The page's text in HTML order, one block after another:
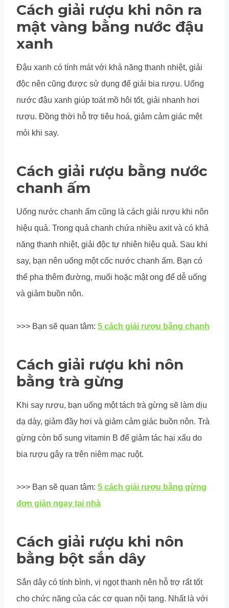
Cách giải rượu khi nôn ra
mật vàng bằng nước đậu
xanh
Đậu xanh có tính mát với khả năng thanh nhiệt, giải
độc nên cũng được sử dụng để giải bia rượu. Uống
nước đậu xanh giúp toát mồ hôi tốt, giải nhanh hơi
rượu. Đồng thời hỗ trợ tiêu hoá, giảm cảm giác mệt
mỏi khi say.
Cách giải rượu bằng nước
chanh ấm
Uống nước chanh ấm cũng là cách giải rượu khi nôn
hiệu quả. Trong quả chanh chứa nhiều axit và có khả
năng thanh nhiệt, giải độc tự nhiên hiệu quả. Sau khi
say, bạn nên uống một cốc nước chanh ấm. Bạn có
thể pha thêm đường, muối hoặc mật ong để dễ uống
và giảm buồn nôn.
>>> Bạn sẽ quan tâm: 5 cách giải rượu bằng chanh
Cách giải rượu khi nôn
bằng trà gừng
Khi say rượu, bạn uống một tách trà gừng sẽ làm dịu
dạ dày, giảm đầy hơi và giảm cảm giác buồn nôn. Trà
gừng còn bổ sung vitamin B để giảm tác hại xấu do
bia rượu gây ra trên niêm mạc ruột.
>>> Bạn sẽ quan tâm: 5 cách giải rượu bằng gừng
đơn giản ngay tại nhà
Cách giải rượu khi nôn
bằng bột sắn dây
Sắn dây có tính bình, vị ngọt thanh nên hỗ trợ rất tốt
cho chức năng của các cơ quan nội tạng. Nhất là với